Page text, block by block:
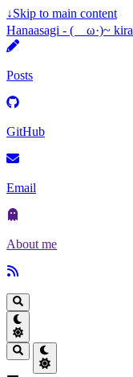
↓Skip to main content
Hanaasagi - (ゝω·)~ kira
Posts
GitHub
Email
About me